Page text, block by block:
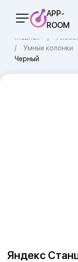
APP-
ROOM
Главная
Умные колонки
Черный
Яндекс